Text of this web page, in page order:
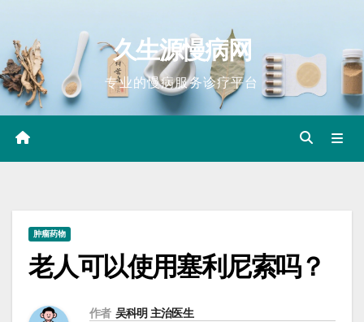
content
久生源慢病网
专业的慢病服务诊疗平台
肿瘤药物
老人可以使用塞利尼索吗？
作者 吴科明 主治医生